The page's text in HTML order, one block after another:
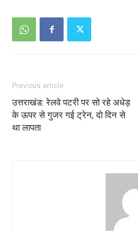
Previous article
उत्तराखंड: रेलवे पटरी पर सो रहे अधेड़
के ऊपर से गुजर गई ट्रेन, दो दिन से
था लापता